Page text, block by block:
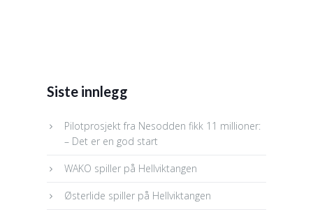
Siste innlegg
Pilotprosjekt fra Nesodden fikk 11 millioner:
– Det er en god start
WAKO spiller på Hellviktangen
Østerlide spiller på Hellviktangen